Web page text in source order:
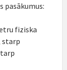
pasākumus:
fiziska
starp